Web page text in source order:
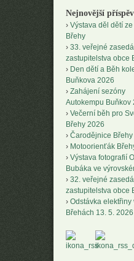
Nejnovější
Výstava děl dětí ze
Břehy
33. veřejné
zastupitelstva obce
Den dětí a Běh
Buňkova 2026
Zahájení sezóny
Autokempu Buňkov
Večerní běh pro
Břehy 2026
Čarodějnice Břehy
Motoorienťák
Výstava fotografií
Bubáka ve
32. veřejné
zastupitelstva obce
Odstávka elektřiny
Břehách 13. 5. 2026